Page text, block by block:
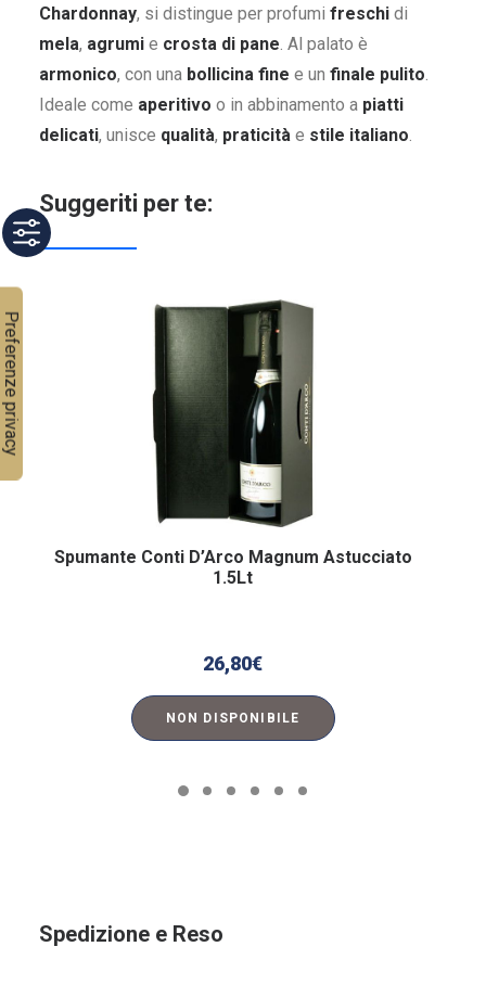
Chardonnay, si distingue per profumi freschi di
mela, agrumi e crosta di pane. Al palato è
armonico, con una bollicina fine e un finale pulito.
Ideale come aperitivo o in abbinamento a piatti
delicati, unisce qualità, praticità e stile italiano.
Suggeriti per te:
Spumante Conti D’Arco Magnum Astucciato
1.5Lt
26,80€
NON DISPONIBILE
Spedizione e Reso